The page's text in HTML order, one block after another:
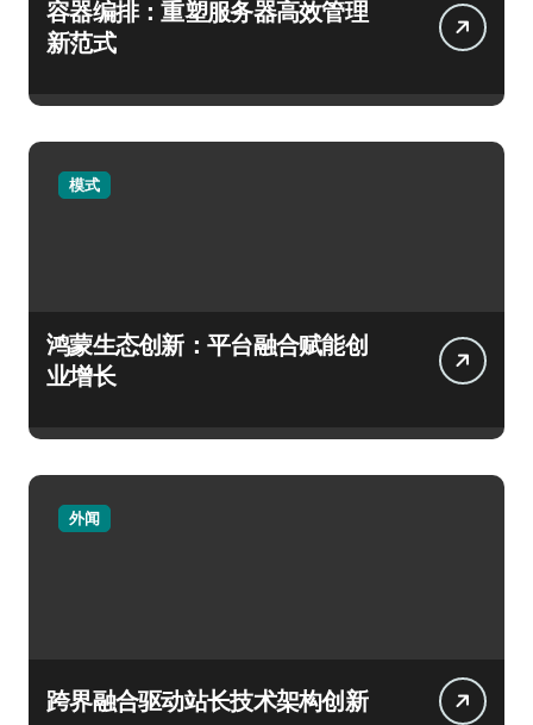
容器编排：重塑服务器高效管理
新范式
模式
鸿蒙生态创新：平台融合赋能创
业增长
外闻
跨界融合驱动站长技术架构创新